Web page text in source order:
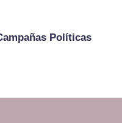
Políticas